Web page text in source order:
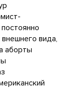
вида,
аборты